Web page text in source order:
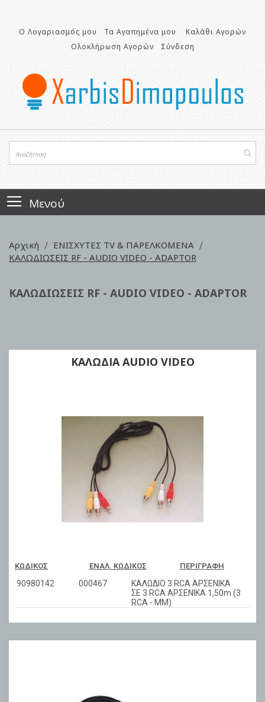
περιεχόμενο
Ο Λογαριασμός μου Τα Αγαπημένα μου
Καλάθι Αγορών
Ολοκλήρωση Αγορών
Σύνδεση
Μενού
Αρχική
ΕΝΙΣΧΥΤΕΣ TV & ΠΑΡΕΛΚΟΜΕΝΑ
ΚΑΛΩΔΙΩΣΕΙΣ RF - AUDIO VIDEO - ADAPTOR
ΚΑΛΩΔΙΩΣΕΙΣ RF - AUDIO VIDEO - ADAPTOR
KAΛΩΔΙΑ AUDIO VIDEO
ΚΩΔΙΚΌΣ ΕΝΑΛ. ΚΩΔΙΚΌΣ ΠΕΡΙΓΡΑΦΉ
90980142 000467
ΚΑΛΩΔΙΟ 3 RCA ΑΡΣΕΝΙΚΑ
ΣΕ 3 RCA ΑΡΣΕΝΙΚΑ 1,50m (3
RCA - MM)